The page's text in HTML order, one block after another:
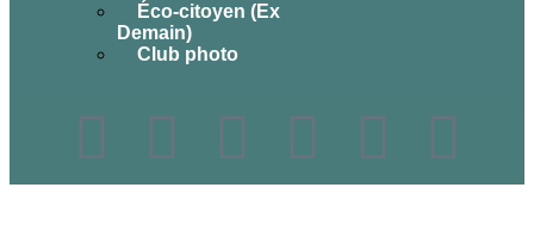
Éco-citoyen (Ex
Demain)
Club photo